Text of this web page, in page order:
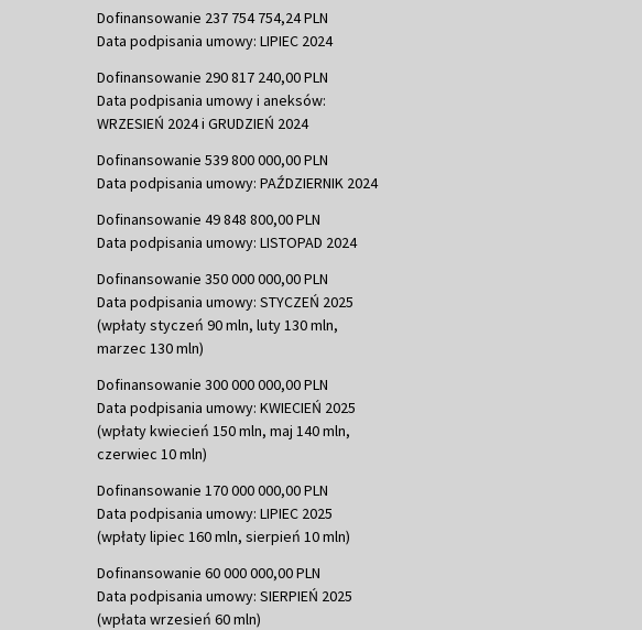
Dofinansowanie 237 754 754,24 PLN
Data podpisania umowy: LIPIEC 2024
Dofinansowanie 290 817 240,00 PLN
Data podpisania umowy i aneksów:
WRZESIEŃ 2024 i GRUDZIEŃ 2024
Dofinansowanie 539 800 000,00 PLN
Data podpisania umowy: PAŹDZIERNIK 2024
Dofinansowanie 49 848 800,00 PLN
Data podpisania umowy: LISTOPAD 2024
Dofinansowanie 350 000 000,00 PLN
Data podpisania umowy: STYCZEŃ 2025
(wpłaty styczeń 90 mln, luty 130 mln,
marzec 130 mln)
Dofinansowanie 300 000 000,00 PLN
Data podpisania umowy: KWIECIEŃ 2025
(wpłaty kwiecień 150 mln, maj 140 mln,
czerwiec 10 mln)
Dofinansowanie 170 000 000,00 PLN
Data podpisania umowy: LIPIEC 2025
(wpłaty lipiec 160 mln, sierpień 10 mln)
Dofinansowanie 60 000 000,00 PLN
Data podpisania umowy: SIERPIEŃ 2025
(wpłata wrzesień 60 mln)